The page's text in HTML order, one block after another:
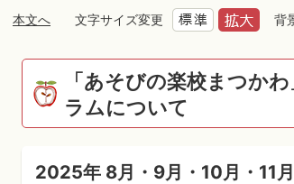
本文へ 文字サイズ変更 背
「あそびの楽校まつか
ラムについて
2025年 8月・9月・10月・11